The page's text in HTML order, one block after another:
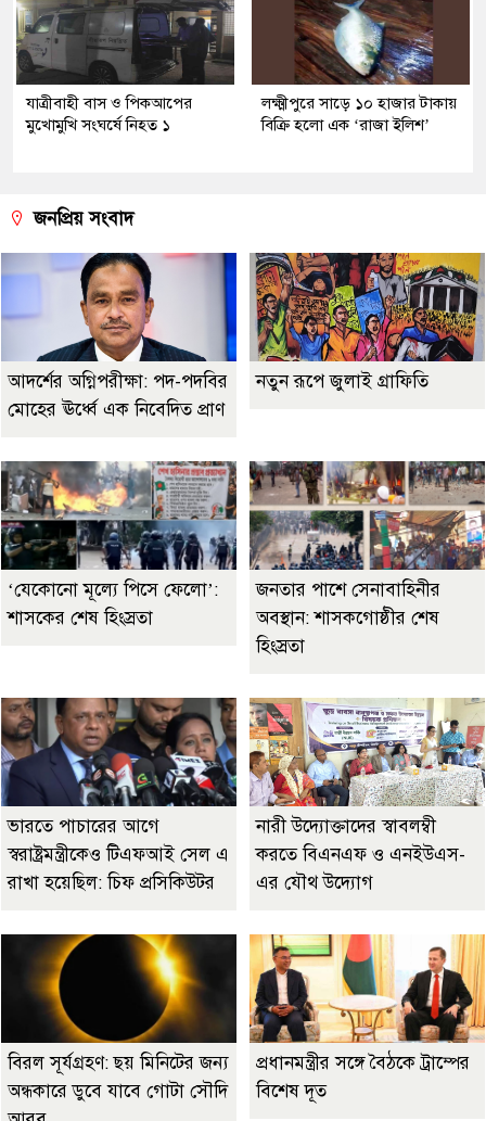
যাত্রীবাহী বাস ও পিকআপের
মুখোমুখি সংঘর্ষে নিহত ১
লক্ষ্মীপুরে সাড়ে ১০ হাজার টাকায়
বিক্রি হলো এক ‘রাজা ইলিশ’
জনপ্রিয় সংবাদ
আদর্শের অগ্নিপরীক্ষা: পদ-পদবির
মোহের ঊর্ধ্বে এক নিবেদিত প্রাণ
নতুন রূপে জুলাই গ্রাফিতি
‘যেকোনো মূল্যে পিসে ফেলো’:
শাসকের শেষ হিংস্রতা
জনতার পাশে সেনাবাহিনীর
অবস্থান: শাসকগোষ্ঠীর শেষ
হিংস্রতা
ভারতে পাচারের আগে
স্বরাষ্ট্রমন্ত্রীকেও টিএফআই সেল এ
রাখা হয়েছিল: চিফ প্রসিকিউটর
নারী উদ্যোক্তাদের স্বাবলম্বী
করতে বিএনএফ ও এনইউএস-
এর যৌথ উদ্যোগ
বিরল সূর্যগ্রহণ: ছয় মিনিটের জন্য
অন্ধকারে ডুবে যাবে গোটা সৌদি
প্রধানমন্ত্রীর সঙ্গে বৈঠকে ট্রাম্পের
বিশেষ দূত